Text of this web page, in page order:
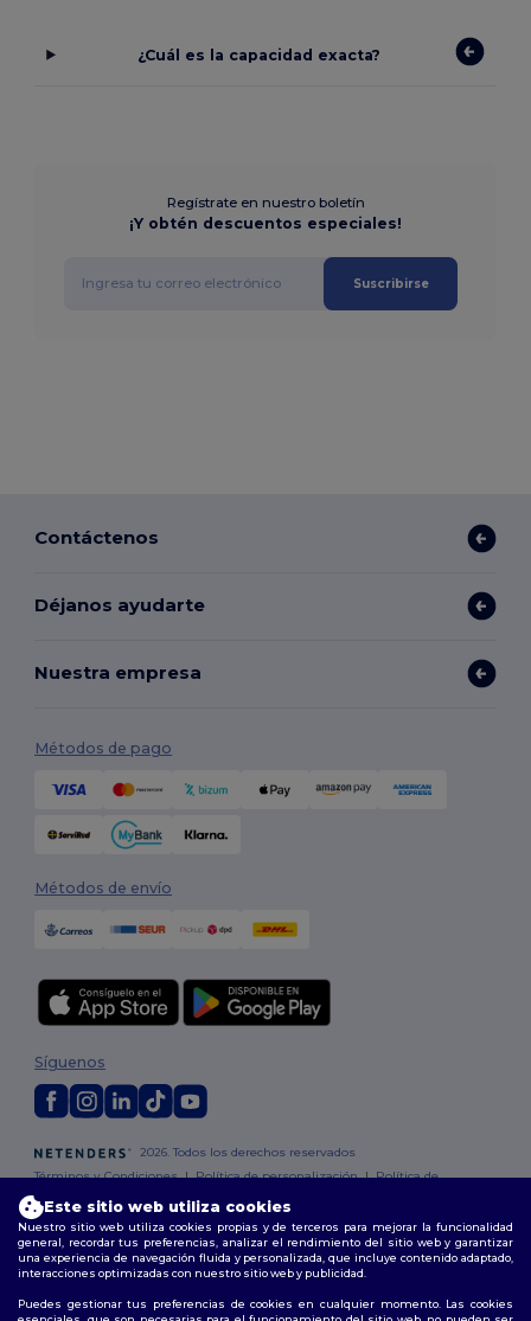
¿Cuál es la capacidad exacta?
Regístrate en nuestro boletín
¡Y obtén descuentos especiales!
Suscribirse
Contáctenos
Déjanos ayudarte
Nuestra empresa
Métodos de pago
Métodos de envío
2026. Todos los derechos reservados
Términos y Condiciones|Política de personalización|Política de
Síguenos
Madrid |Barcelona| Valencia | Seville |Zaragoza | Málaga| Murcia |
Palma |Bilbao |Alicante
Este sitio web utiliza cookies
Nuestro sitio web utiliza cookies propias y de terceros para mejorar la funcionalidad
general, recordar tus preferencias, analizar el rendimiento del sitio web y garantizar
una experiencia de navegación fluida y personalizada, que incluye contenido adaptado,
interacciones optimizadas con nuestro sitio web y publicidad.
Puedes gestionar tus preferencias de cookies en cualquier momento. Las cookies